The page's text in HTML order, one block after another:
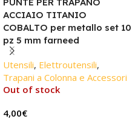
ACCIAIO TITANIO
COBALTO per metallo set 10
pz 5 mm farneed
Utensili, Elettroutensili,
Trapani a Colonna e Accessori
Out of stock
4,00€